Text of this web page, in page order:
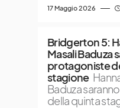
17 Maggio 2026
Bridgerton 5:
Masali Baduza
protagoniste
stagione
Baduza
della quinta